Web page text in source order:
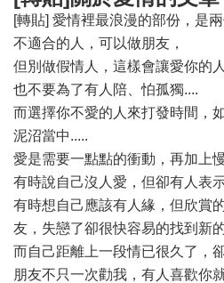
[轉貼] 愛情裡最浪漫的部份，是
不適合的人，可以做朋友，
但別做假情人，這樣會讓愛你的
也不要為了有人陪、怕孤獨....
而選擇你不愛的人來打發時間，
泥沼當中.....
愛是需要一點點的衝動，再加上
有時說自己沒人愛，但卻有人表
有時想自己應該有人緣，但欣賞
友，失戀了卻很快容易的找到新的
而自己距離上一段情已很久了，
朋友不只一次勸我，有人喜歡你